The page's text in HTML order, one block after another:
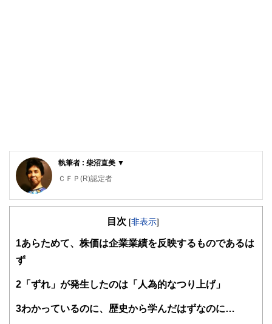
執筆者 : 柴沼直美 ▼
ＣＦＰ(R)認定者
大学を卒業後、保険営業に従事したのち渡米。MBAを修得
を機に現職。3人の子育てから教育費の捻出・方法・留学ま
び・相続発生時の手続きについてもアドバイス経験多数。現
目次 [非表示]
1あらためて、株価は企業業績を反映するものであるは
ず
2 「ずれ」が発生したのは「人為的なつり上げ」
3わかっているのに、歴史から学んだはずなのに…